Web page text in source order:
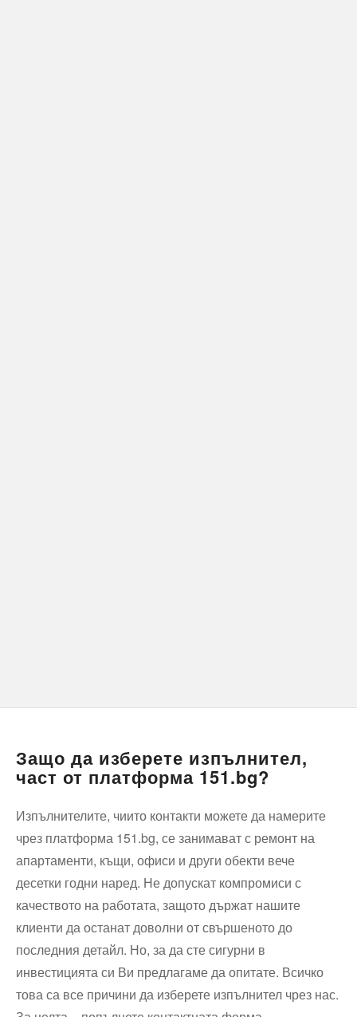
Защо да изберете изпълнител,
част от платформа 151.bg?
Изпълнителите, чиито контакти можете да намерите
чрез платформа 151.bg, се занимават с ремонт на
апартаменти, къщи, офиси и други обекти вече
десетки годни наред. Не допускат компромиси с
качеството на работата, защото държaт нашите
клиенти да останат доволни от свършеното до
последния детайл. Но, за да сте сигурни в
инвестицията си Ви предлагаме да опитате. Всичко
това са все причини да изберете изпълнител чрез нас.